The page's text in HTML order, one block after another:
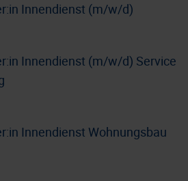
Innendienst (m/w/d)
Innendienst (m/w/d) Service
Innendienst Wohnungsbau